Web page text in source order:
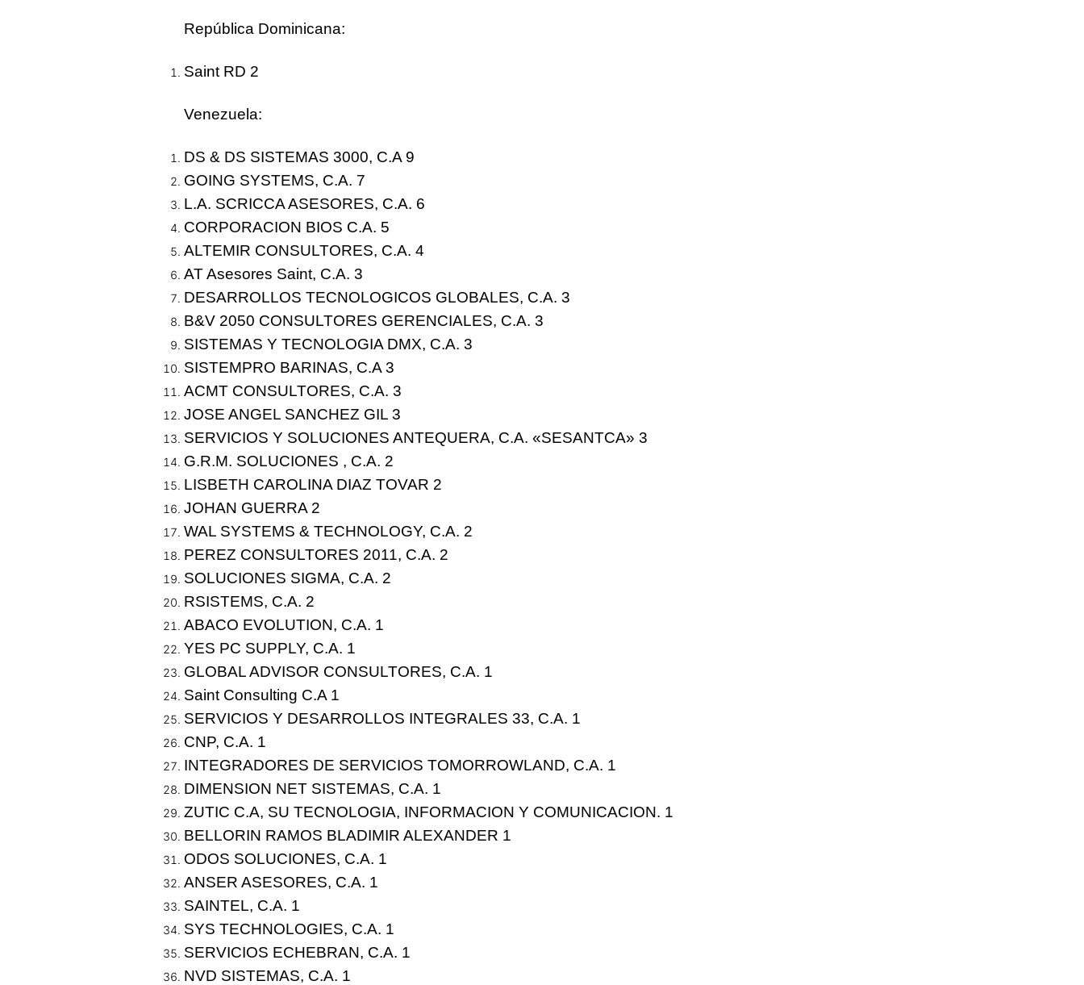
República Dominicana:
Saint RD 2
Venezuela:
DS & DS SISTEMAS 3000, C.A 9
GOING SYSTEMS, C.A. 7
L.A. SCRICCA ASESORES, C.A. 6
CORPORACION BIOS C.A. 5
ALTEMIR CONSULTORES, C.A. 4
AT Asesores Saint, C.A. 3
DESARROLLOS TECNOLOGICOS GLOBALES, C.A. 3
B&V 2050 CONSULTORES GERENCIALES, C.A. 3
SISTEMAS Y TECNOLOGIA DMX, C.A. 3
SISTEMPRO BARINAS, C.A 3
ACMT CONSULTORES, C.A. 3
JOSE ANGEL SANCHEZ GIL 3
SERVICIOS Y SOLUCIONES ANTEQUERA, C.A. «SESANTCA» 3
G.R.M. SOLUCIONES , C.A. 2
LISBETH CAROLINA DIAZ TOVAR 2
JOHAN GUERRA 2
WAL SYSTEMS & TECHNOLOGY, C.A. 2
PEREZ CONSULTORES 2011, C.A. 2
SOLUCIONES SIGMA, C.A. 2
RSISTEMS, C.A. 2
ABACO EVOLUTION, C.A. 1
YES PC SUPPLY, C.A. 1
GLOBAL ADVISOR CONSULTORES, C.A. 1
Saint Consulting C.A 1
SERVICIOS Y DESARROLLOS INTEGRALES 33, C.A. 1
CNP, C.A. 1
INTEGRADORES DE SERVICIOS TOMORROWLAND, C.A. 1
DIMENSION NET SISTEMAS, C.A. 1
ZUTIC C.A, SU TECNOLOGIA, INFORMACION Y COMUNICACION. 1
BELLORIN RAMOS BLADIMIR ALEXANDER 1
ODOS SOLUCIONES, C.A. 1
ANSER ASESORES, C.A. 1
SAINTEL, C.A. 1
SYS TECHNOLOGIES, C.A. 1
SERVICIOS ECHEBRAN, C.A. 1
NVD SISTEMAS, C.A. 1